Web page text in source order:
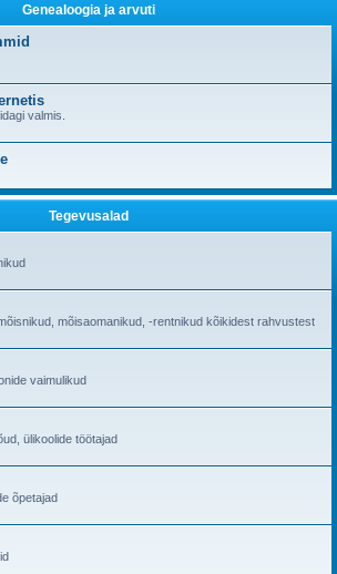
Genealoogia ja arvuti
valmis.
Tegevusalad
mõisaomanikud, -rentnikud kõikidest rahvustest
vaimulikud
ülikoolide töötajad
õpetajad